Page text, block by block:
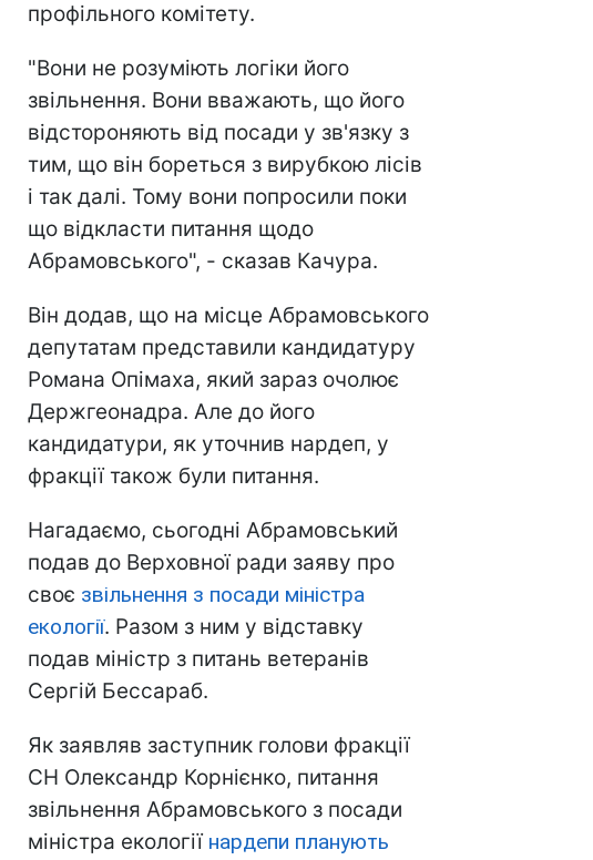
профільного комітету.
"Вони не розуміють логіки його
звільнення. Вони вважають, що його
відстороняють від посади у зв'язку з
тим, що він бореться з вирубкою лісів
і так далі. Тому вони попросили поки
що відкласти питання щодо
Абрамовського", - сказав Качура.
Він додав, що на місце Абрамовського
депутатам представили кандидатуру
Романа Опімаха, який зараз очолює
Держгеонадра. Але до його
кандидатури, як уточнив нардеп, у
фракції також були питання.
Нагадаємо, сьогодні Абрамовський
подав до Верховної ради заяву про
своє звільнення з посади міністра
екології. Разом з ним у відставку
подав міністр з питань ветеранів
Сергій Бессараб.
Як заявляв заступник голови фракції
СН Олександр Корнієнко, питання
звільнення Абрамовського з посади
міністра екології нардепи планують